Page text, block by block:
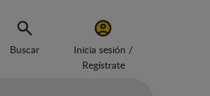
Buscar
Inicia sesión /
Regístrate